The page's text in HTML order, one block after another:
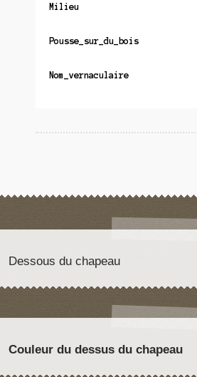
Milieu
Pousse_sur_du_bois
Nom_vernaculaire
Dessous du chapeau
Couleur du dessus du chapeau